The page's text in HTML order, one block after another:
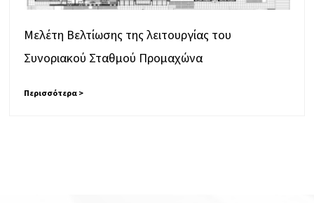
Μελέτη Βελτίωσης της λειτουργίας του
Συνοριακού Σταθμού Προμαχώνα
Περισσότερα >